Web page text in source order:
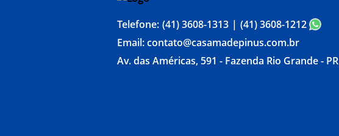
Telefone: (41) 3608-1313
(41) 3608-1212
Email:contato@casamadepinus.com.br
Av. das Américas, 591 - Fazenda Rio Grande - PR